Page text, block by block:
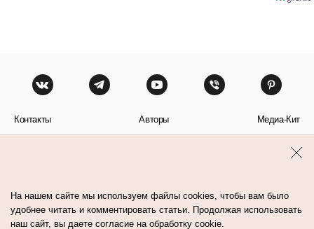
Контакты Авторы Медиа-Кит
На нашем сайте мы используем файлы cookies, чтобы вам было
удобнее читать и комментировать статьи. Продолжая использовать
наш сайт, вы даете согласие на обработку cookie.